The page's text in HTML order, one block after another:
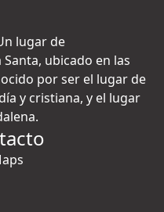
lugar de
ubicado en las
por ser el lugar de
y cristiana, y el lugar